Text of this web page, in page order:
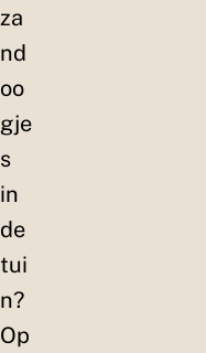
za
nd
oo
gje
s
in
de
tui
n?
Op